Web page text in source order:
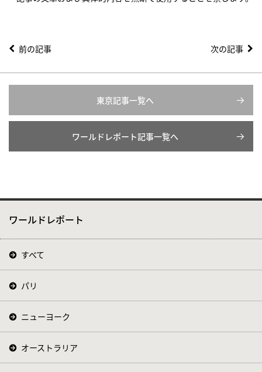
前の記事 次の記事
東京記事一覧へ
ワールドレポート記事一覧へ
ワールドレポート
すべて
パリ
ニューヨーク
オーストラリア